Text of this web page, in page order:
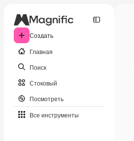
Создать
Главная
Поиск
Стоковый
Посмотреть
Все инструменты